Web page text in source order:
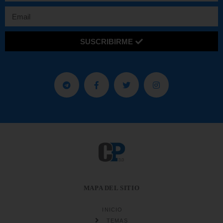
SUSCRIBIRME
MAPA DEL SITIO
INICIO
TEMAS